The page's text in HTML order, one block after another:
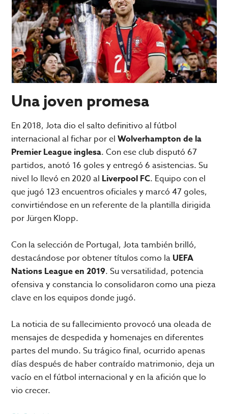
Una joven promesa
En 2018, Jota dio el salto definitivo al fútbol
internacional al fichar por el Wolverhampton de la
Premier League inglesa. Con ese club disputó 67
partidos, anotó 16 goles y entregó 6 asistencias. Su
nivel lo llevó en 2020 al Liverpool FC. Equipo con el
que jugó 123 encuentros oficiales y marcó 47 goles,
convirtiéndose en un referente de la plantilla dirigida
por Jürgen Klopp.
Con la selección de Portugal, Jota también brilló,
destacándose por obtener títulos como la UEFA
Nations League en 2019. Su versatilidad, potencia
ofensiva y constancia lo consolidaron como una pieza
clave en los equipos donde jugó.
La noticia de su fallecimiento provocó una oleada de
mensajes de despedida y homenajes en diferentes
partes del mundo. Su trágico final, ocurrido apenas
días después de haber contraído matrimonio, deja un
vacío en el fútbol internacional y en la afición que lo
vio crecer.